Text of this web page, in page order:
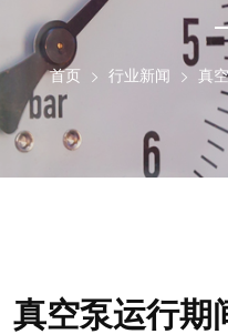
首页 行业新闻 真
真空泵运行期